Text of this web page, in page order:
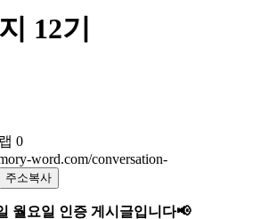
12기
0
word.com/conversation-
주소복사
월요일 인증 게시글입니다📢